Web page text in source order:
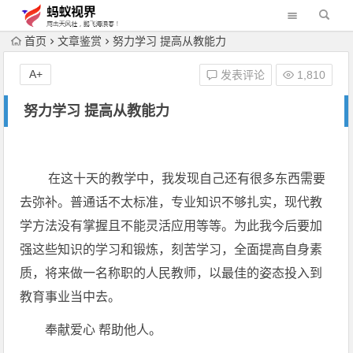
首页 文章鉴赏 努力学习 提高从教能力
努力学习 提高从教能力
发表评论 1,810
A+
在这十天的教学中，我发现自己还有很多东西需要
去弥补。普通话不太标准，专业知识不够扎实，现代教
学方法没有掌握且不能灵活应用等等。为此我今后要加
强这些知识的学习和锻炼，刻苦学习，全面提高自身素
质，将来做一名称职的人民教师，以最佳的姿态投入到
教育事业当中去。
奉献爱心 帮助他人。